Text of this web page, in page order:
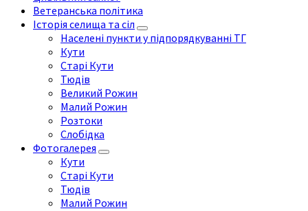
Ветеранська політика
Історія селища та сіл
Населені пункти у підпорядкуванні ТГ
Кути
Старі Кути
Тюдів
Великий Рожин
Малий Рожин
Розтоки
Слобідка
Фотогалерея
Кути
Старі Кути
Тюдів
Малий Рожин